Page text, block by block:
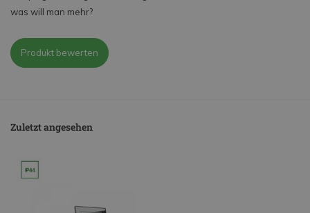
was will man mehr?
Produkt bewerten
Zuletzt angesehen